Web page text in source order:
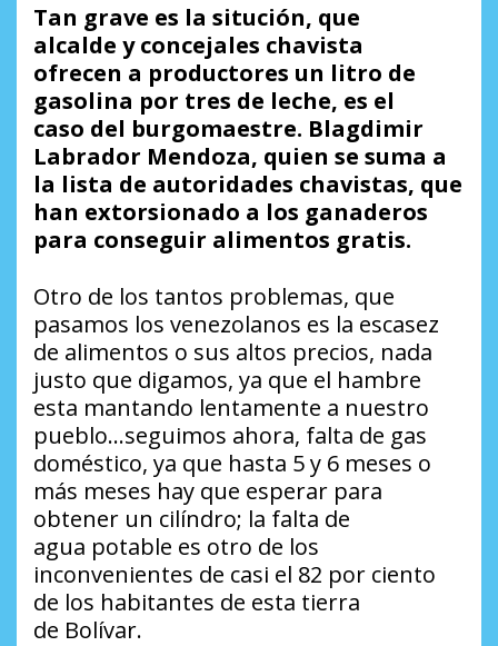
Tan grave es la situción, que
alcalde y concejales chavista
ofrecen a productores un litro de
gasolina por tres de leche, es el
caso del burgomaestre. Blagdimir
Labrador Mendoza, quien se suma a
la lista de autoridades chavistas, que
han extorsionado a los ganaderos
para conseguir alimentos gratis.
Otro de los tantos problemas, que
pasamos los venezolanos es la escasez
de alimentos o sus altos precios, nada
justo que digamos, ya que el hambre
esta mantando lentamente a nuestro
pueblo…seguimos ahora, falta de gas
doméstico, ya que hasta 5 y 6 meses o
más meses hay que esperar para
obtener un cilíndro; la falta de
agua potable es otro de los
inconvenientes de casi el 82 por ciento
de los habitantes de esta tierra
de Bolívar.